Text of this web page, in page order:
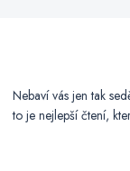
Nebaví vás jen tak
to je nejlepší čtení,